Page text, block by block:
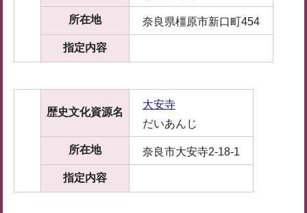
所在地 奈良県橿原市新口町454
指定内容
歴史文化資源名
大安寺
だいあんじ
所在地 奈良市大安寺2-18-1
指定内容